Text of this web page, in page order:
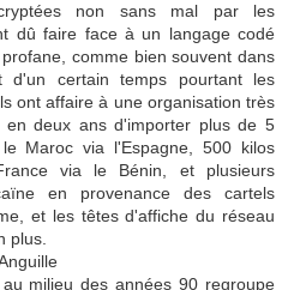
non sans mal par les
dû faire face à un langage codé
comme bien souvent dans
d'un certain temps pourtant les
ont affaire à une organisation très
deux ans d'importer plus de 5
Maroc via l'Espagne, 500 kilos
via le Bénin, et plusieurs
en provenance des cartels
et les têtes d'affiche du réseau
plus.
milieu des années 90 regroupe